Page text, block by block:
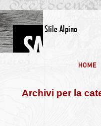
Archivi per la